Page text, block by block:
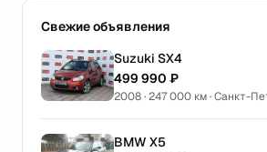
Свежие объявления
Suzuki SX4
499 990 ₽
2008 · 247 000 км · Санкт-
BMW X5